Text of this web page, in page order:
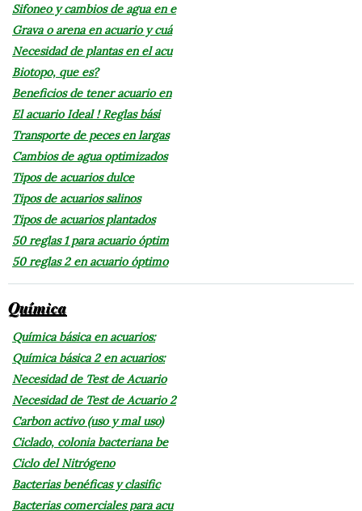
Sifoneo y cambios de agua en e
Grava o arena en acuario y cuá
Necesidad de plantas en el acu
Biotopo, que es?
Beneficios de tener acuario en
El acuario Ideal ! Reglas bási
Transporte de peces en largas
Cambios de agua optimizados
Tipos de acuarios dulce
Tipos de acuarios salinos
Tipos de acuarios plantados
50 reglas 1 para acuario óptim
50 reglas 2 en acuario óptimo
Química
Química básica en acuarios:
Química básica 2 en acuarios:
Necesidad de Test de Acuario
Necesidad de Test de Acuario 2
Carbon activo (uso y mal uso)
Ciclado, colonia bacteriana be
Ciclo del Nitrógeno
Bacterias benéficas y clasific
Bacterias comerciales para acu